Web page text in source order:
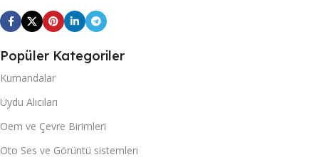
Popüler Kategoriler
Kumandalar
Uydu Alıcıları
Oem ve Çevre Birimleri
Oto Ses ve Görüntü sistemleri